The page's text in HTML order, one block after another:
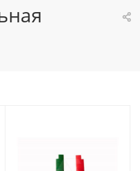
Срок поставки под